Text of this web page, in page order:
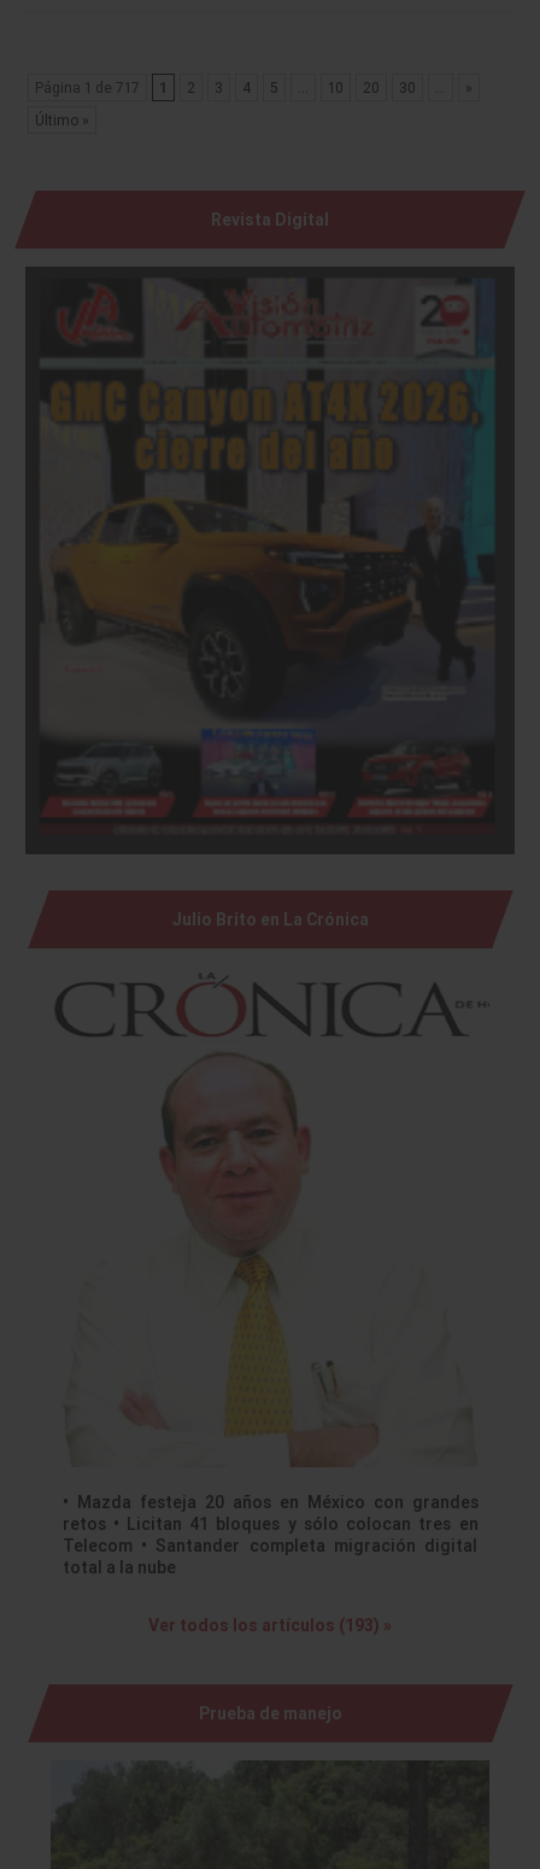
Página 1 de 717 1 2 3 4 5 10 20 30
»
Último »
Revista Digital
Julio Brito en La Crónica
• Mazda festeja 20 años en México con grandes
retos • Licitan 41 bloques y sólo colocan tres en
Telecom • Santander completa migración digital
total a la nube
Ver todos los artículos (193) »
Prueba de manejo